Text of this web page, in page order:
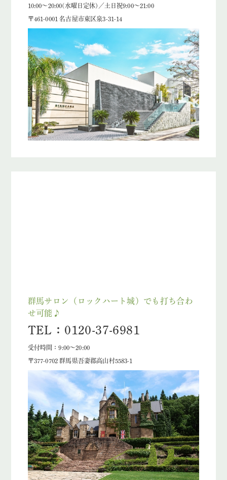
10:00～20:00(水曜日定休)／土日祝9:00～21:00
〒461-0001 名古屋市東区泉3-31-14
群馬サロン（ロックハート城）でも打ち合わ
せ可能♪
TEL：0120-37-6981
受付時間：9:00～20:00
〒377-0702 群馬県吾妻郡高山村5583-1